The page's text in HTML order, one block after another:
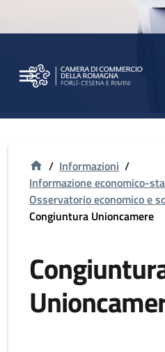
/ Informazioni /
Informazione economico-
Osservatorio economico e
Congiuntura Unioncamere